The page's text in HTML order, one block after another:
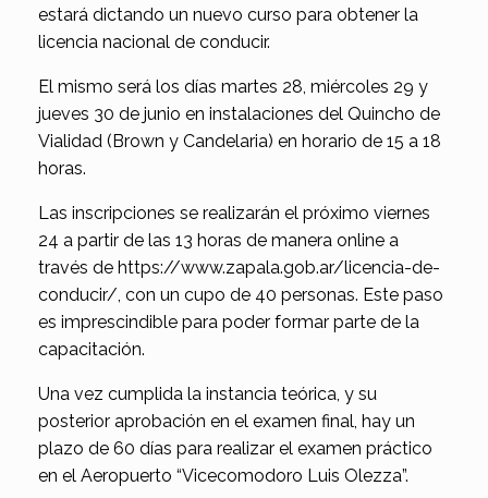
estará dictando un nuevo curso para obtener la
licencia nacional de conducir.
El mismo será los días martes 28, miércoles 29 y
jueves 30 de junio en instalaciones del Quincho de
Vialidad (Brown y Candelaria) en horario de 15 a 18
horas.
Las inscripciones se realizarán el próximo viernes
24 a partir de las 13 horas de manera online a
través de https://www.zapala.gob.ar/licencia-de-
conducir/, con un cupo de 40 personas. Este paso
es imprescindible para poder formar parte de la
capacitación.
Una vez cumplida la instancia teórica, y su
posterior aprobación en el examen final, hay un
plazo de 60 días para realizar el examen práctico
en el Aeropuerto “Vicecomodoro Luis Olezza”.